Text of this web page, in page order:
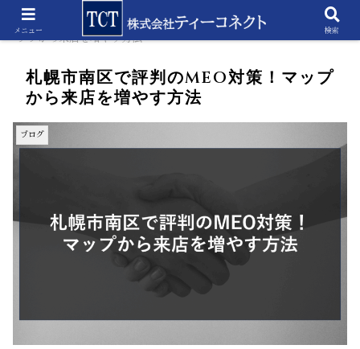
ホーム ブログ
札幌市南区で評判のMEO対策！マ
ップから来店を増やす方法
札幌市南区で評判のMEO対策！マップ
から来店を増やす方法
ブログ
メニュー 検索